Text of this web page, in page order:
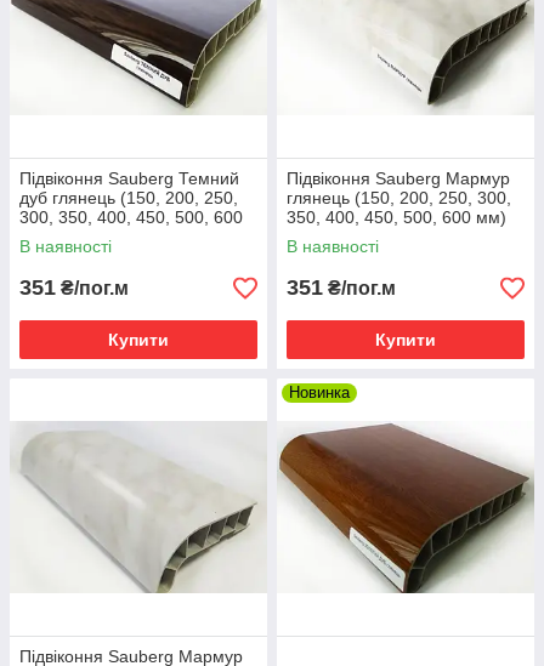
Підвіконня Sauberg Темний
дуб глянець (150, 200, 250,
300, 350, 400, 450, 500, 600
мм)
В наявності
351 ₴/пог.м
Купити
Підвіконня Sauberg Мармур
глянець (150, 200, 250, 300,
350, 400, 450, 500, 600 мм)
В наявності
351 ₴/пог.м
Купити
Підвіконня Sauberg Мармур
Новинка